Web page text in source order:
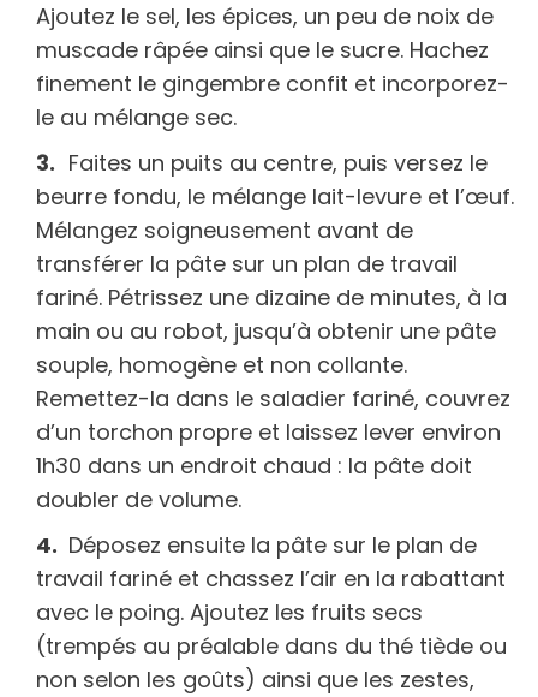
Ajoutez le sel, les épices, un peu de noix de
muscade râpée ainsi que le sucre. Hachez
finement le gingembre confit et incorporez-
le au mélange sec.
Faites un puits au centre, puis versez le
beurre fondu, le mélange lait-levure et l’œuf.
Mélangez soigneusement avant de
transférer la pâte sur un plan de travail
fariné. Pétrissez une dizaine de minutes, à la
main ou au robot, jusqu’à obtenir une pâte
souple, homogène et non collante.
Remettez-la dans le saladier fariné, couvrez
d’un torchon propre et laissez lever environ
1h30 dans un endroit chaud : la pâte doit
doubler de volume.
Déposez ensuite la pâte sur le plan de
travail fariné et chassez l’air en la rabattant
avec le poing. Ajoutez les fruits secs
(trempés au préalable dans du thé tiède ou
non selon les goûts) ainsi que les zestes,